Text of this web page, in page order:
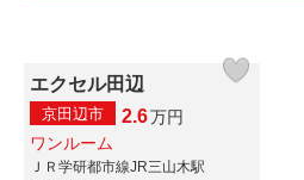
エクセル田辺
京田辺市 2.6万円
ワンルーム
ＪＲ学研都市線JR三山木駅